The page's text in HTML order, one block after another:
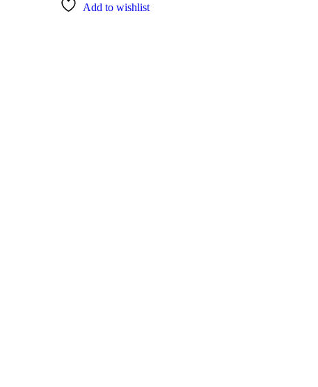
Add to wishlist